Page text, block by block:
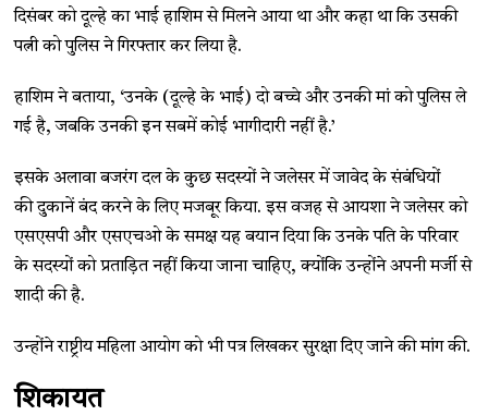
दिसंबर को दूल्हे का भाई हाशिम से मिलने आया था और कहा था कि उसकी
पत्नी को पुलिस ने गिरफ्तार कर लिया है.
हाशिम ने बताया, ‘उनके (दूल्हे के भाई) दो बच्चे और उनकी मां को पुलिस ले
गई है, जबकि उनकी इन सबमें कोई भागीदारी नहीं है.’
इसके अलावा बजरंग दल के कुछ सदस्यों ने जलेसर में जावेद के संबंधियों
की दुकानें बंद करने के लिए मजबूर किया. इस वजह से आयशा ने जलेसर को
एसएसपी और एसएचओ के समक्ष यह बयान दिया कि उनके पति के परिवार
के सदस्यों को प्रताड़ित नहीं किया जाना चाहिए, क्योंकि उन्होंने अपनी मर्जी से
शादी की है.
उन्होंने राष्ट्रीय महिला आयोग को भी पत्र लिखकर सुरक्षा दिए जाने की मांग की.
शिकायत